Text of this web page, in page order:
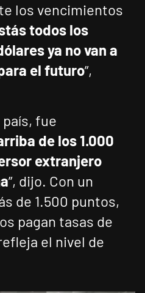
los vencimientos
todos los
ya no van a
el futuro”,
fue
de los 1.000
extranjero
”, dijo. Con un
de 1.500 puntos,
pagan tasas de
el nivel de